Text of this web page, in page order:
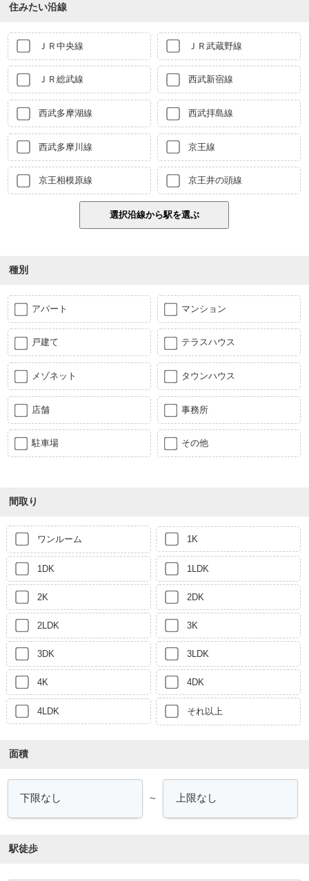
住みたい沿線
ＪＲ中央線 ＪＲ武蔵野線
ＪＲ総武線 西武新宿線
西武多摩湖線 西武拝島線
西武多摩川線 京王線
京王相模原線 京王井の頭線
種別
アパート マンション
戸建て テラスハウス
メゾネット タウンハウス
店舗 事務所
駐車場 その他
間取り
ワンルーム 1K
1DK 1LDK
2K 2DK
2LDK 3K
3DK 3LDK
4K 4DK
4LDK それ以上
面積
～
駅徒歩